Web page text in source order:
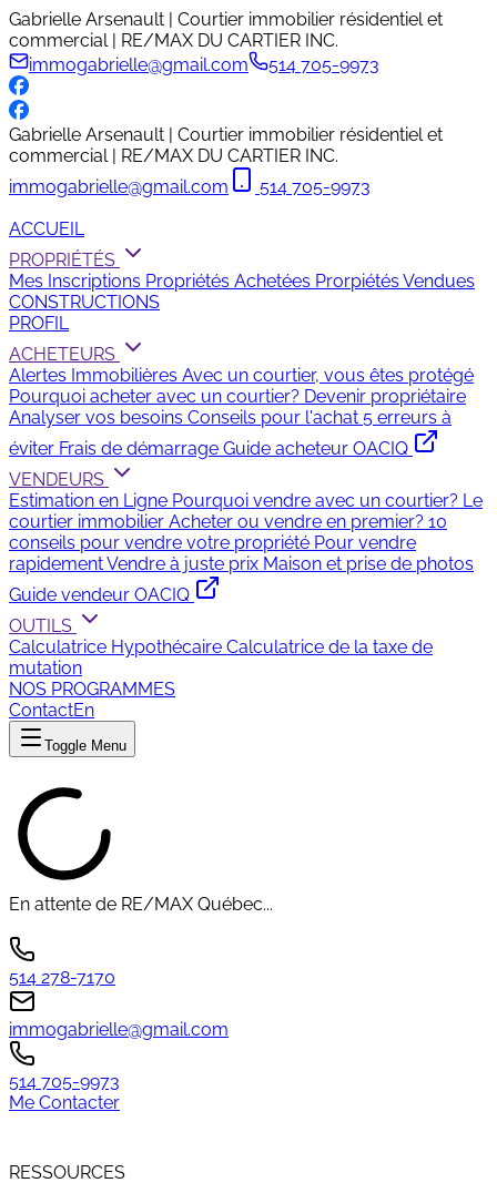
Gabrielle Arsenault | Courtier immobilier résidentiel et
commercial | RE/MAX DU CARTIER INC.
immogabrielle@gmail.com
514 705-9973
Gabrielle Arsenault | Courtier immobilier résidentiel et
commercial | RE/MAX DU CARTIER INC.
immogabrielle@gmail.com
514 705-9973
ACCUEIL
PROPRIÉTÉS
Mes Inscriptions Propriétés Achetées Prorpiétés Vendues
CONSTRUCTIONS
PROFIL
ACHETEURS
Alertes Immobilières Avec un courtier, vous êtes protégé
Pourquoi acheter avec un courtier? Devenir propriétaire
Analyser vos besoins Conseils pour l'achat 5 erreurs à
éviter Frais de démarrage Guide acheteur OACIQ
VENDEURS
Estimation en Ligne Pourquoi vendre avec un courtier? Le
courtier immobilier Acheter ou vendre en premier? 10
conseils pour vendre votre propriété Pour vendre
rapidementVendre à juste prix Maison et prise de photos
Guide vendeur OACIQ
OUTILS
Calculatrice Hypothécaire Calculatrice de la taxe de
mutation
NOS PROGRAMMES
ContactEn
Toggle Menu
En attente de RE/MAX Québec...
514 278-7170
immogabrielle@gmail.com
514 705-9973
Me Contacter
RESSOURCES